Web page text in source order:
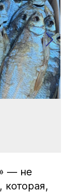
— не
которая,